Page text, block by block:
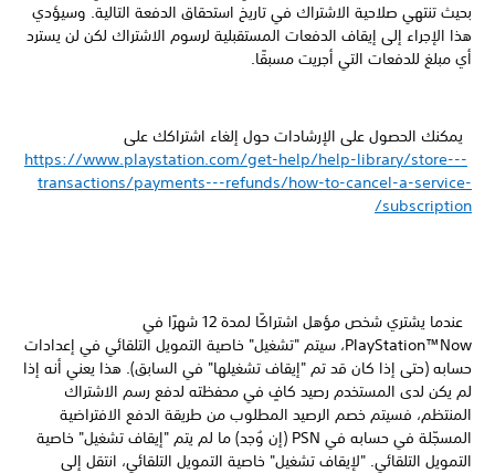
بحيث تنتهي صلاحية الاشتراك في تاريخ استحقاق الدفعة التالية. وسيؤدي
هذا الإجراء إلى إيقاف الدفعات المستقبلية لرسوم الاشتراك لكن لن يسترد
أي مبلغ للدفعات التي أجريت مسبقًا.
يمكنك الحصول على الإرشادات حول إلغاء اشتراكك على
https://www.playstation.com/get-help/help-library/store---
transactions/payments---refunds/how-to-cancel-a-service-
subscription/
عندما يشتري شخص مؤهل اشتراكًا لمدة 12 شهرًا في
PlayStation™Now، سيتم "تشغيل" خاصية التمويل التلقائي في إعدادات
حسابه (حتى إذا كان قد تم "إيقاف تشغيلها" في السابق). هذا يعني أنه إذا
لم يكن لدى المستخدم رصيد كافٍ في محفظته لدفع رسم الاشتراك
المنتظم، فسيتم خصم الرصيد المطلوب من طريقة الدفع الافتراضية
المسجّلة في حسابه في PSN (إن وُجد) ما لم يتم "إيقاف تشغيل" خاصية
التمويل التلقائي. "لإيقاف تشغيل" خاصية التمويل التلقائي، انتقل إلى